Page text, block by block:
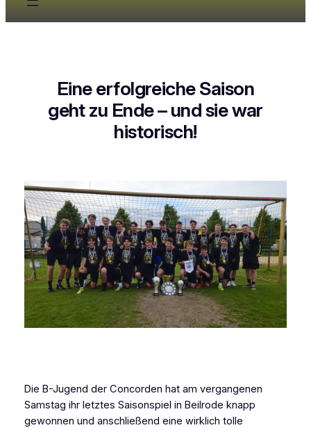
Eine erfolgreiche Saison
geht zu Ende – und sie war
historisch!
Die B-Jugend der Concorden hat am vergangenen
Samstag ihr letztes Saisonspiel in Beilrode knapp
gewonnen und anschließend eine wirklich tolle